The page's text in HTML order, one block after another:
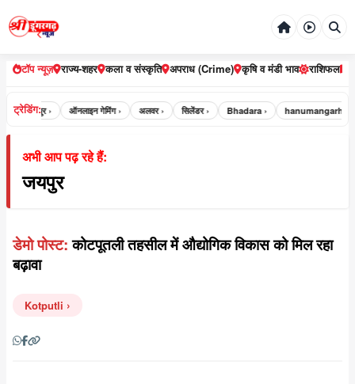
टॉप न्यूज़ राज्य-शहर कला व संस्कृति अपराध (Crime) कृषि व मंडी भाव राशिफल
ट्रेडिंग:
भरतपुर › ऑनलाइन गेमिंग › अलवर › सिलेंडर › Bhadara › hanumangarh ›
अभी आप पढ़ रहे हैं:
जयपुर
डेमो पोस्ट: कोटपूतली तहसील में औद्योगिक विकास को मिल रहा
बढ़ावा
Kotputli